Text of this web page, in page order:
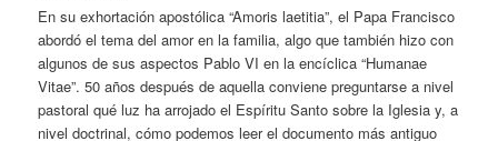
En su exhortación apostólica “Amoris laetitia”, el Papa Francisco
abordó el tema del amor en la familia, algo que también hizo con
algunos de sus aspectos Pablo VI en la encíclica “Humanae
Vitae”. 50 años después de aquella conviene preguntarse a nivel
pastoral qué luz ha arrojado el Espíritu Santo sobre la Iglesia y, a
nivel doctrinal, cómo podemos leer el documento más antiguo